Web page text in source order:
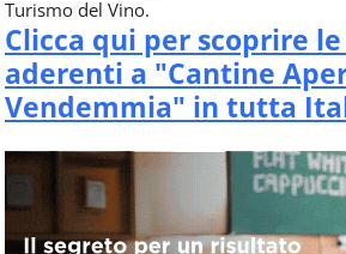
Turismo del Vino.
Clicca qui per scoprire
aderenti a "Cantine
Vendemmia" in tutta